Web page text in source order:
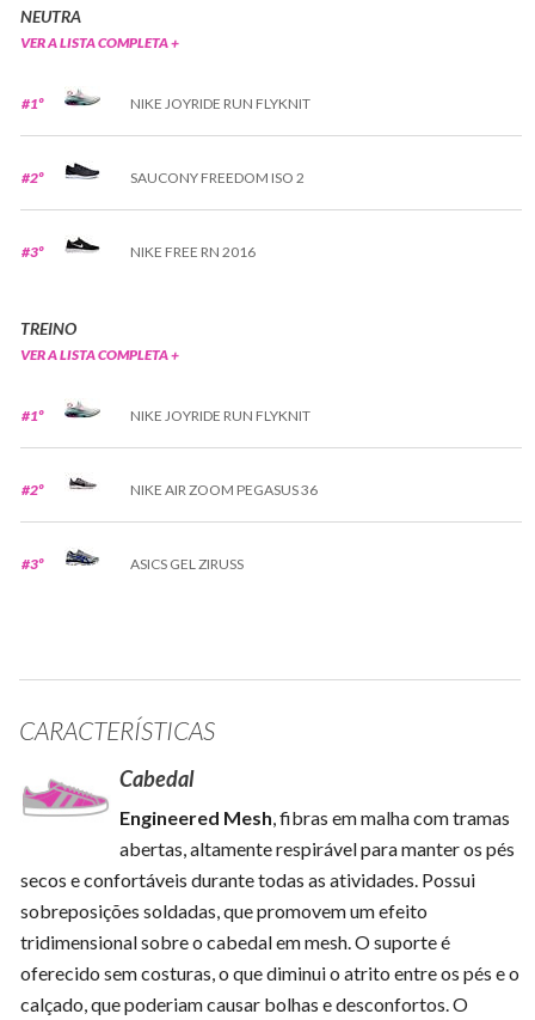
NEUTRA
VER A LISTA COMPLETA +
#1º NIKE JOYRIDE RUN FLYKNIT
#2º SAUCONY FREEDOM ISO 2
#3º NIKE FREE RN 2016
TREINO
VER A LISTA COMPLETA +
#1º NIKE JOYRIDE RUN FLYKNIT
#2º NIKE AIR ZOOM PEGASUS 36
#3º ASICS GEL ZIRUSS
CARACTERÍSTICAS
Cabedal
Engineered Mesh, fibras em malha com tramas
abertas, altamente respirável para manter os pés
secos e confortáveis durante todas as atividades. Possui
sobreposições soldadas, que promovem um efeito
tridimensional sobre o cabedal em mesh. O suporte é
oferecido sem costuras, o que diminui o atrito entre os pés e o
calçado, que poderiam causar bolhas e desconfortos. O